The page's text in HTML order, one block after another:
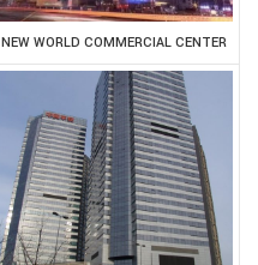
NEW WORLD COMMERCIAL CENTER